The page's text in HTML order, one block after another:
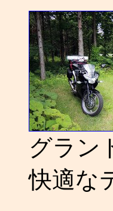
グラン
快適な